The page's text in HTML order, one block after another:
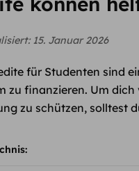
15. Januar 2026
für Studenten sind
zu finanzieren. Um dich
zu schützen, solltest